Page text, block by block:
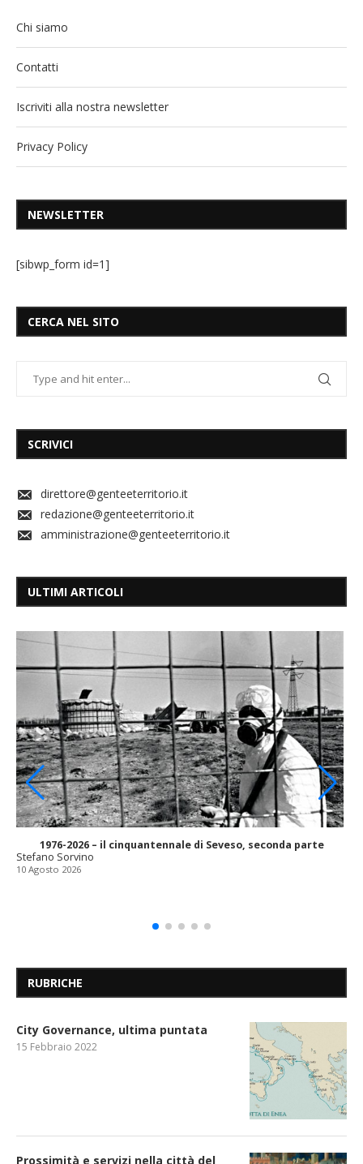
Chi siamo
Contatti
Iscriviti alla nostra newsletter
Privacy Policy
NEWSLETTER
[sibwp_form id=1]
CERCA NEL SITO
SCRIVICI
direttore@genteeterritorio.it
redazione@genteeterritorio.it
amministrazione@genteeterritorio.it
ULTIMI ARTICOLI
1976-2026 – il cinquantennale di Seveso, seconda parte
Stefano Sorvino
10 Agosto 2026
RUBRICHE
City Governance, ultima puntata
15 Febbraio 2022
Prossimità e servizi nella città del